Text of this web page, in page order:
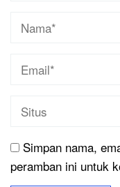
Simpan nama,
peramban ini untuk